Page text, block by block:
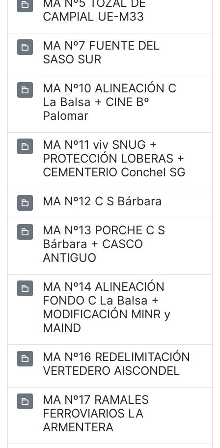
CAMPIAL UE-M33
MA Nº7 FUENTE DEL
SASO SUR
MA Nº10 ALINEACIÓN C
La Balsa + CINE Bº
Palomar
MA Nº11 viv SNUG +
PROTECCIÓN LOBERAS +
CEMENTERIO Conchel SG
MA Nº12 C S Bárbara
MA Nº13 PORCHE C S
Bárbara + CASCO
ANTIGUO
MA Nº14 ALINEACIÓN
FONDO C La Balsa +
MODIFICACIÓN MINR y
MAIND
MA Nº16 REDELIMITACIÓN
VERTEDERO AISCONDEL
MA Nº17 RAMALES
FERROVIARIOS LA
ARMENTERA